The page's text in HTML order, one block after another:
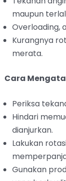
maupun
Overloading,
Kurangnya
merata.
Cara
Periksa
Hindari
dianjurkan.
Lakukan
Gunakan